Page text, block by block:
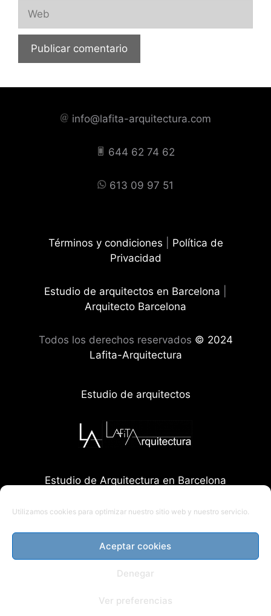
Utilizamos cookies para optimizar nuestro sitio web y nuestro servicio.
Aceptar cookies
Denegar
Ver preferencias
Web
info@lafita-arquitectura.com
644 62 74 62
613 09 97 51
Términos y condiciones
Política de
Privacidad
Estudio de arquitectos en Barcelona
Arquitecto Barcelona
Todos los derechos reservados © 2024
Lafita-Arquitectura
Estudio de arquitectos
Estudio de Arquitectura en Barcelona